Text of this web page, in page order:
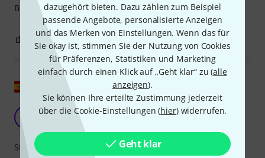
dazugehört bieten. Dazu zählen zum Beispiel
passende Angebote, personalisierte Anzeigen
und das Merken von Einstellungen. Wenn das für
Sie okay ist, stimmen Sie der Nutzung von Cookies
für Präferenzen, Statistiken und Marketing
einfach durch einen Klick auf „Geht klar“ zu (alle
anzeigen).
Sie können Ihre erteilte Zustimmung jederzeit
über die Cookie-Einstellungen (hier) widerrufen.
Geht klar
Bin sehr zufrieden! Erfüllt meine Erwartung! Danke!
0 BEWERTUNG MELDEN
Original zeigen
nasolop 04.02.2025
Stabilität